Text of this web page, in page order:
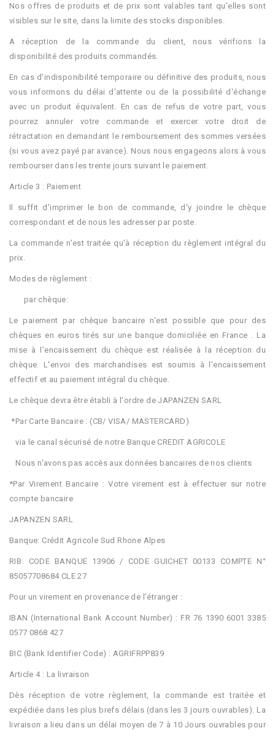
Nos offres de produits et de prix sont valables tant qu’elles sont
visibles sur le site, dans la limite des stocks disponibles.
A réception de la commande du client, nous vérifions la
disponibilité des produits commandés.
En cas d'indisponibilité temporaire ou définitive des produits, nous
vous informons du délai d'attente ou de la possibilité d'échange
avec un produit équivalent. En cas de refus de votre part, vous
pourrez annuler votre commande et exercer votre droit de
rétractation en demandant le remboursement des sommes versées
(si vous avez payé par avance). Nous nous engageons alors à vous
rembourser dans les trente jours suivant le paiement.
Article 3 : Paiement
Il suffit d'imprimer le bon de commande, d'y joindre le chèque
correspondant et de nous les adresser par poste.
La commande n'est traitée qu'à réception du règlement intégral du
prix.
Modes de règlement :
par chèque:
Le paiement par chèque bancaire n'est possible que pour des
chèques en euros tirés sur une banque domiciliée en France . La
mise à l'encaissement du chèque est réalisée à la réception du
chèque. L'envoi des marchandises est soumis à l'encaissement
effectif et au paiement intégral du chèque.
Le chèque devra être établi à l'ordre de JAPANZEN SARL
*Par Carte Bancaire : (CB/ VISA/ MASTERCARD)
via le canal sécurisé de notre Banque CREDIT AGRICOLE
Nous n'avons pas accès aux données bancaires de nos clients
*Par Virement Bancaire : Votre virement est à effectuer sur notre
compte bancaire
JAPANZEN SARL
Banque: Crédit Agricole Sud Rhone Alpes
RIB: CODE BANQUE 13906 / CODE GUICHET 00133 COMPTE N°
85057708684 CLE 27
Pour un virement en provenance de l'étranger :
IBAN (International Bank Account Number) : FR 76 1390 6001 3385
0577 0868 427
BIC (Bank Identifier Code) : AGRIFRPP839
Article 4 : La livraison
Dès réception de votre règlement, la commande est traitée et
expédiée dans les plus brefs délais (dans les 3 jours ouvrables). La
livraison a lieu dans un délai moyen de 7 à 10 Jours ouvrables pour